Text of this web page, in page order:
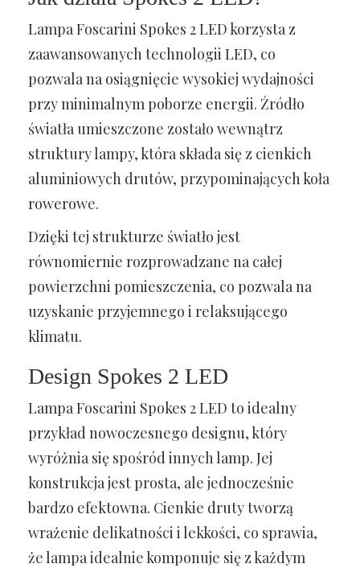
Lampa Foscarini Spokes 2 LED korzysta z
zaawansowanych technologii LED, co
pozwala na osiągnięcie wysokiej wydajności
przy minimalnym poborze energii. Źródło
światła umieszczone zostało wewnątrz
struktury lampy, która składa się z cienkich
aluminiowych drutów, przypominających koła
rowerowe.
Dzięki tej strukturze światło jest
równomiernie rozprowadzane na całej
powierzchni pomieszczenia, co pozwala na
uzyskanie przyjemnego i relaksującego
klimatu.
Design Spokes 2 LED
Lampa Foscarini Spokes 2 LED to idealny
przykład nowoczesnego designu, który
wyróżnia się spośród innych lamp. Jej
konstrukcja jest prosta, ale jednocześnie
bardzo efektowna. Cienkie druty tworzą
wrażenie delikatności i lekkości, co sprawia,
że lampa idealnie komponuje się z każdym